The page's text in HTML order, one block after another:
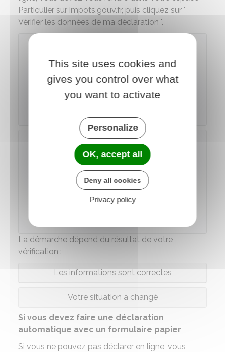
Particulier sur impots.gouv.fr, puis cliquez sur "
Vérifier les données de ma déclaration ".
Particulier
Accéder au service en ligne
Vous pouvez aussi visualiser votre
déclaration automatique surl'application
mobile Impots.gouv . Elle est disponible
gratuitement sur Play store (smartphone
sous Android) et sur App store (smartphone
sous IOS).
La démarche dépend du résultat de votre
vérification :
Les informations sont correctes
Votre situation a changé
Si vous devez faire une déclaration
automatique avec un formulaire papier
Si vous ne pouvez pas déclarer en ligne, vous
This site uses cookies and
gives you control over what
you want to activate
Personalize
OK, accept all
Deny all cookies
Privacy policy